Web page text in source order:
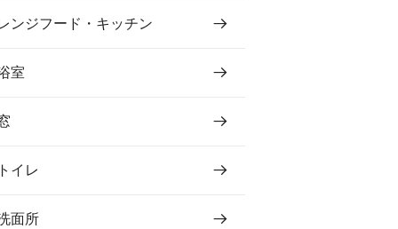
ンジフード・キッチン
室
トイレ
面所